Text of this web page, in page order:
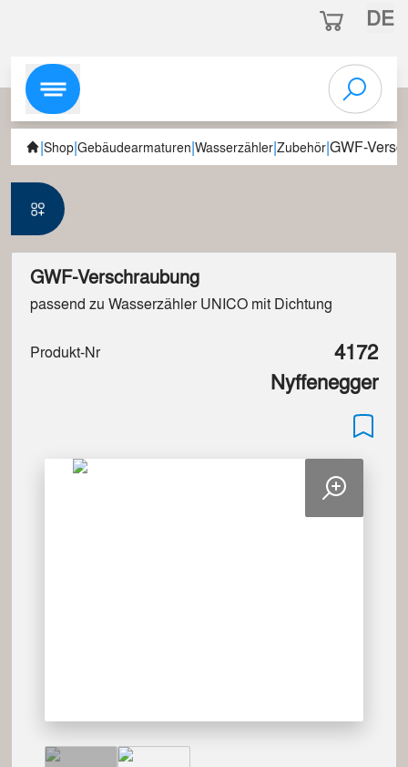
DE
|Shop|Gebäudearmaturen|Wasserzähler|Zubehör|GWF-
GWF-Verschraubung
passend zu Wasserzähler UNICO mit Dichtung
Produkt-Nr
4172
Nyffenegger